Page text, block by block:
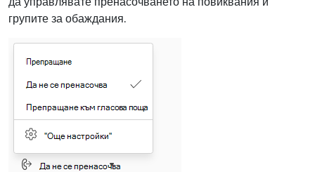
групите за обаждания.